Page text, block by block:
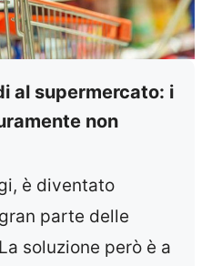
al supermercato: i
non
è diventato
parte delle
soluzione però è a